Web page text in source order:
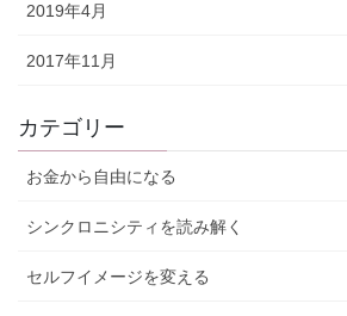
2019年4月
2017年11月
カテゴリー
お金から自由になる
シンクロニシティを読み解く
セルフイメージを変える